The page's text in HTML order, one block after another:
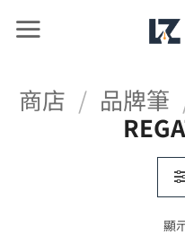
商店 / 品牌筆
顯